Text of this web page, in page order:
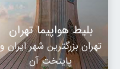
بلیط هواپیما تهران
تهران بزرگترین شهر ایران و
پایتخت آن